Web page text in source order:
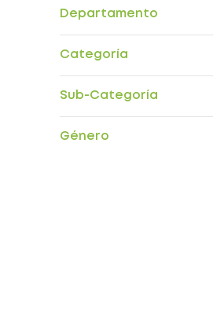
Departamento
Categoría
Sub-Categoría
Género